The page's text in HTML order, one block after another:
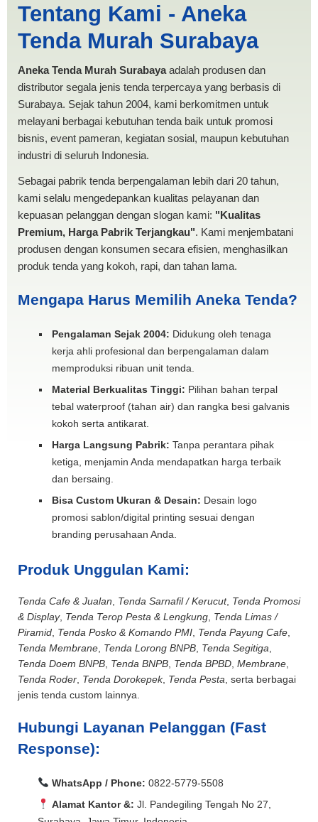
| PRODUKSI ANEKA TENDA
MURAH
Tentang Kami - Aneka
Tenda Murah Surabaya
Aneka Tenda Murah Surabayaadalah produsen dan
distributor segala jenis tenda terpercaya yang berbasis di
Surabaya. Sejak tahun 2004, kami berkomitmen untuk
melayani berbagai kebutuhan tenda baik untuk promosi
bisnis, event pameran, kegiatan sosial, maupun kebutuhan
industri di seluruh Indonesia.
Sebagai pabrik tenda berpengalaman lebih dari 20 tahun,
kami selalu mengedepankan kualitas pelayanan dan
kepuasan pelanggan dengan slogan kami: "Kualitas
Premium, Harga Pabrik Terjangkau". Kami menjembatani
produsen dengan konsumen secara efisien, menghasilkan
produk tenda yang kokoh, rapi, dan tahan lama.
Mengapa Harus Memilih Aneka Tenda?
Pengalaman Sejak 2004: Didukung oleh tenaga
kerja ahli profesional dan berpengalaman dalam
memproduksi ribuan unit tenda.
Material Berkualitas Tinggi: Pilihan bahan terpal
tebal waterproof (tahan air) dan rangka besi galvanis
kokoh serta antikarat.
Harga Langsung Pabrik: Tanpa perantara pihak
ketiga, menjamin Anda mendapatkan harga terbaik
dan bersaing.
Bisa Custom Ukuran & Desain: Desain logo
promosi sablon/digital printing sesuai dengan
branding perusahaan Anda.
Produk Unggulan Kami:
Tenda Cafe & Jualan Tenda Sarnafil / Kerucut, Tenda Promosi
& Display, Tenda Terop Pesta & Lengkung Tenda Limas /
Piramid Tenda Posko & Komando PMI Tenda Payung Cafe
Tenda Membrane Tenda Lorong BNPB Tenda Segitiga
Tenda Doem BNPB Tenda BNPB Tenda BPBD Membrane
Tenda Roder Tenda Dorokepek, Tenda Pesta , serta berbagai
jenis tenda custom lainnya.
Hubungi Layanan Pelanggan (Fast
Response):
WhatsApp / Phone: 0822-5779-5508
Alamat Kantor &: Jl. Pandegiling Tengah No 27,